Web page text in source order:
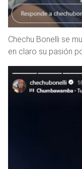
Chechu Bonelli se
en claro su pasión